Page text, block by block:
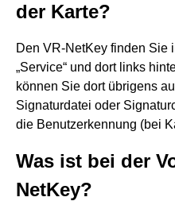
der Karte?
Den VR-NetKey finden Sie
„Service“ und dort links
können Sie dort übrigens
Signaturdatei oder
die Benutzerkennung (bei
Was ist bei der
NetKey?